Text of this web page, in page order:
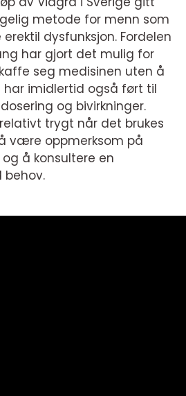
metode for menn som
dysfunksjon. Fordelen
har gjort det mulig for
seg medisinen uten å
har imidlertid også ført til
og bivirkninger.
trygt når det brukes
være oppmerksom på
å konsultere en
behov.